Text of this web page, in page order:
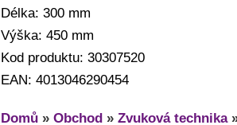
Délka: 300 mm
Výška: 450 mm
Kod produktu: 30307520
EAN: 4013046290454
Domů » Obchod » Zvuková technika